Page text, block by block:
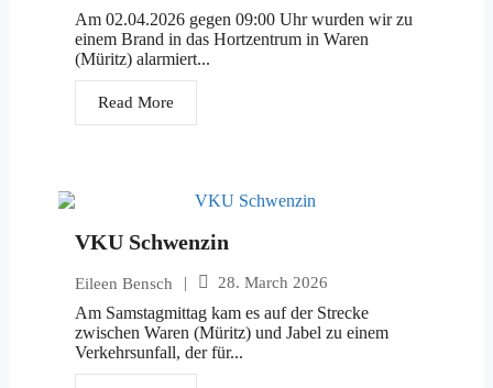
Am 02.04.2026 gegen 09:00 Uhr wurden wir zu
einem Brand in das Hortzentrum in Waren
(Müritz) alarmiert...
Read More
VKU Schwenzin
Eileen Bensch | 28. March 2026
Am Samstagmittag kam es auf der Strecke
zwischen Waren (Müritz) und Jabel zu einem
Verkehrsunfall, der für...